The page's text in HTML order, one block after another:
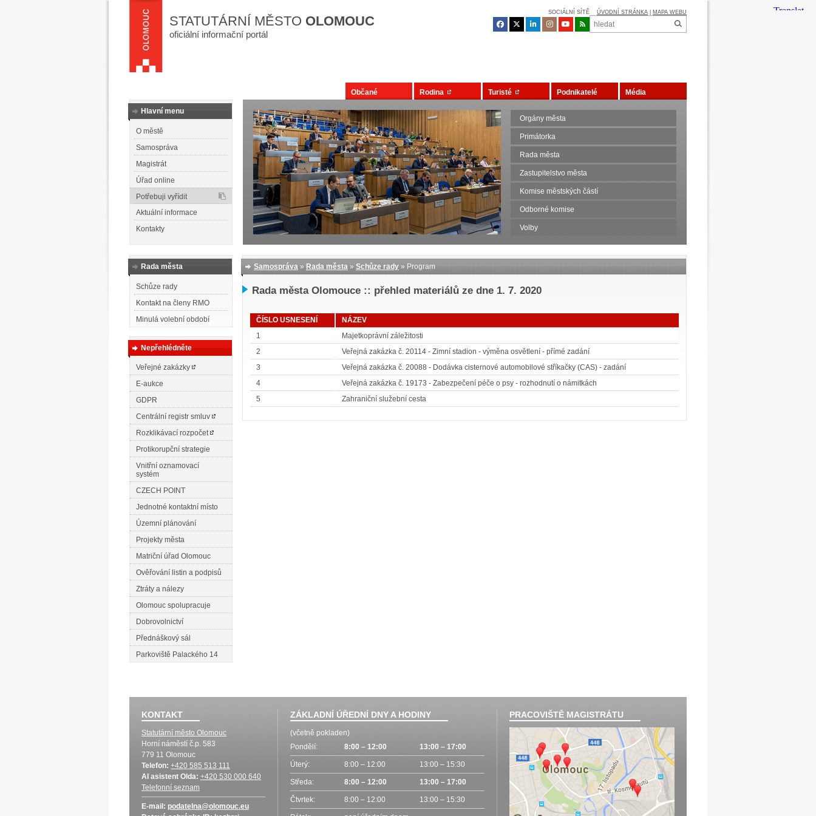
STATUTÁRNÍ MĚSTO OLOMOUC
oficiální informační portál
SOCIÁLNÍ SÍTĚ ÚVODNÍ STRÁNKA MAPA WEBU
Hlavní menu
O městě
Samospráva
Magistrát
Úřad online
Potřebuji vyřídit
Aktuální informace
Kontakty
Občané Rodina Turisté Podnikatelé Média
Orgány města
Primátorka
Rada města
Zastupitelstvo města
Komise městských částí
Odborné komise
Volby
Rada města
Schůze rady
Kontakt na členy RMO
Minulá volební období
Nepřehlédněte
Veřejné zakázky
E-aukce
GDPR
Centrální registr smluv
Rozklikávací rozpočet
Protikorupční strategie
Vnitřní oznamovací
systém
CZECH POINT
Jednotné kontaktní místo
Územní plánování
Projekty města
Matriční úřad Olomouc
Ověřování listin a podpisů
Ztráty a nálezy
Olomouc spolupracuje
Dobrovolnictví
Přednáškový sál
Parkoviště Palackého 14
Samospráva » Rada města » Schůze rady » Program
Rada města Olomouce :: přehled materiálů ze dne 1. 7. 2020
ČÍSLO USNESENÍ
NÁZEV
1
Majetkoprávní záležitosti
2
Veřejná zakázka č. 20114 - Zimní stadion - výměna osvětlení - přímé zadání
3
Veřejná zakázka č. 20088 - Dodávka cisternové automobilové stříkačky (CAS) - zadání
4
Veřejná zakázka č. 19173 - Zabezpečení péče o psy - rozhodnutí o námitkách
5
Zahraniční služební cesta
KONTAKT
Statutární město Olomouc
Horní náměstí č.p. 583
779 11 Olomouc
Telefon: +420 585 513 111
AI asistent Olda: +420 530 000 640
Telefonní seznam
E-mail: podatelna@olomouc.eu
ZÁKLADNÍ ÚŘEDNÍ DNY A HODINY
(včetně pokladen)
Pondělí:
8:00 – 12:00 13:00 – 17:00
Úterý: 8:00 – 12:00 13:00 – 15:30
Středa: 8:00 – 12:00 13:00 – 17:00
Čtvrtek: 8:00 – 12:00 13:00 – 15:30
PRACOVIŠTĚ MAGISTRÁTU